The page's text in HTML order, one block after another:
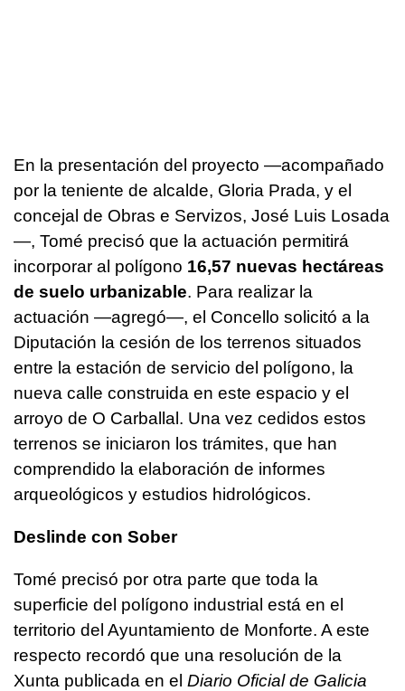
En la presentación del proyecto —acompañado
por la teniente de alcalde, Gloria Prada, y el
concejal de Obras e Servizos, José Luis Losada
—, Tomé precisó que la actuación permitirá
incorporar al polígono 16,57 nuevas hectáreas
de suelo urbanizable. Para realizar la
actuación —agregó—, el Concello solicitó a la
Diputación la cesión de los terrenos situados
entre la estación de servicio del polígono, la
nueva calle construida en este espacio y el
arroyo de O Carballal. Una vez cedidos estos
terrenos se iniciaron los trámites, que han
comprendido la elaboración de informes
arqueológicos y estudios hidrológicos.
Deslinde con Sober
Tomé precisó por otra parte que toda la
superficie del polígono industrial está en el
territorio del Ayuntamiento de Monforte. A este
respecto recordó que una resolución de la
Xunta publicada en el Diario Oficial de Galicia